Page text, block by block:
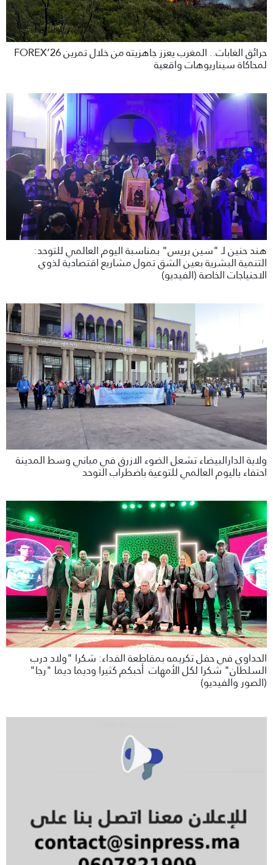
حرائق الغابات.. المغرب يعزز جاهزيته من خلال تمرين FOREX’26
لمحاكاة سيناريوهات واقعية
هند حنين لـ "سين بريس" بمناسبة اليوم العالمي للتوحد:
التنمية البشرية بعين الشق تمول مشاريع اقتصادية لذوي
الاحنياجات الخاصة (الفيديو)
ولاية الدارالبيضاء تشعل الضوء الازرق في مباني وسط المدينة
احتفاء باليوم العالمي للتوعية باضطراب التوحد
الحداوي في حفل تكريمه بمقاطعة الفداء: شكرا "ولاد درب
السلطان" شكرا لكل الأمهات أحبكم كثيرا وديما ديما "رجا"
(الصور والفيديو)